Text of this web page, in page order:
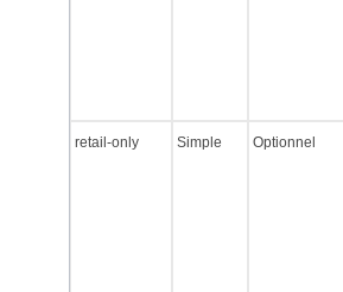
retail-only Simple Optionnel